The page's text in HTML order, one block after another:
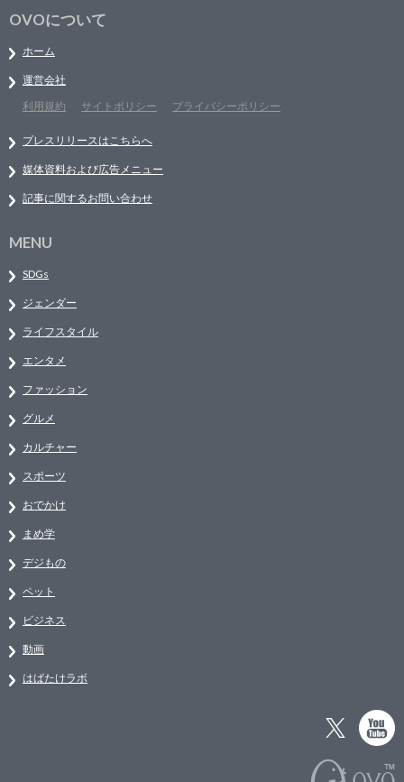
OVOについて
ホーム
運営会社
利用規約
サイトポリシー プライバシーポリシー
プレスリリースはこちらへ
媒体資料および広告メニュー
記事に関するお問い合わせ
MENU
SDGs
ジェンダー
ライフスタイル
エンタメ
ファッション
グルメ
カルチャー
スポーツ
おでかけ
まめ学
デジもの
ペット
ビジネス
動画
はばたけラボ